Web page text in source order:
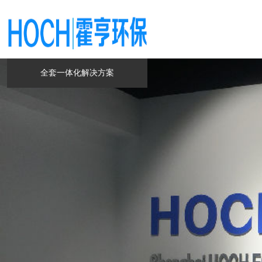
全套一体化解决方案